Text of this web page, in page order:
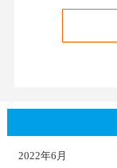
2022年6月